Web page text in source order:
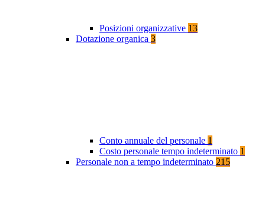
Posizioni organizzative 13
Dotazione organica 3
Conto annuale del personale 1
Costo personale tempo indeterminato 1
Personale non a tempo indeterminato 215